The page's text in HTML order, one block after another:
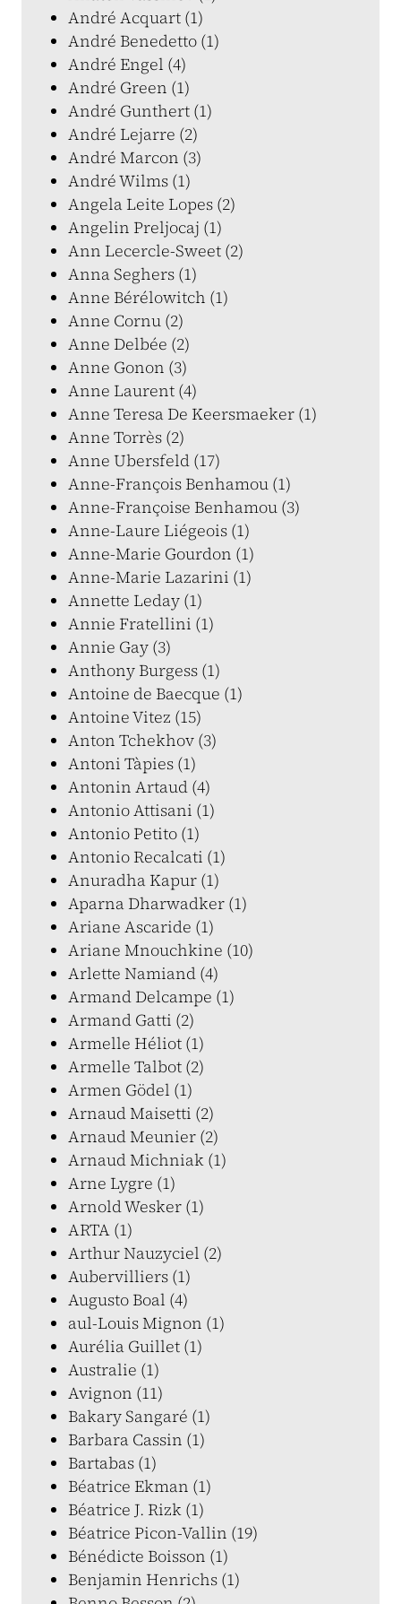
André Acquart (1)
André Benedetto (1)
André Engel (4)
André Green (1)
André Gunthert (1)
André Lejarre (2)
André Marcon (3)
André Wilms (1)
Angela Leite Lopes (2)
Angelin Preljocaj (1)
Ann Lecercle-Sweet (2)
Anna Seghers (1)
Anne Bérélowitch (1)
Anne Cornu (2)
Anne Delbée (2)
Anne Gonon (3)
Anne Laurent (4)
Anne Teresa De Keersmaeker (1)
Anne Torrès (2)
Anne Ubersfeld (17)
Anne-François Benhamou (1)
Anne-Françoise Benhamou (3)
Anne-Laure Liégeois (1)
Anne-Marie Gourdon (1)
Anne-Marie Lazarini (1)
Annette Leday (1)
Annie Fratellini (1)
Annie Gay (3)
Anthony Burgess (1)
Antoine de Baecque (1)
Antoine Vitez (15)
Anton Tchekhov (3)
Antoni Tàpies (1)
Antonin Artaud (4)
Antonio Attisani (1)
Antonio Petito (1)
Antonio Recalcati (1)
Anuradha Kapur (1)
Aparna Dharwadker (1)
Ariane Ascaride (1)
Ariane Mnouchkine (10)
Arlette Namiand (4)
Armand Delcampe (1)
Armand Gatti (2)
Armelle Héliot (1)
Armelle Talbot (2)
Armen Gödel (1)
Arnaud Maisetti (2)
Arnaud Meunier (2)
Arnaud Michniak (1)
Arne Lygre (1)
Arnold Wesker (1)
ARTA (1)
Arthur Nauzyciel (2)
Aubervilliers (1)
Augusto Boal (4)
aul-Louis Mignon (1)
Aurélia Guillet (1)
Australie (1)
Avignon (11)
Bakary Sangaré (1)
Barbara Cassin (1)
Bartabas (1)
Béatrice Ekman (1)
Béatrice J. Rizk (1)
Béatrice Picon-Vallin (19)
Bénédicte Boisson (1)
Benjamin Henrichs (1)